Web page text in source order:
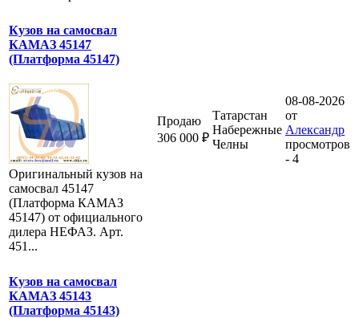
Кузов на самосвал
КАМАЗ 45147
(Платформа 45147)
Оригинальный кузов на
самосвал 45147
(Платформа КАМАЗ
45147) от официального
дилера НЕФАЗ. Арт.
451...
Продаю
306 000 ₽
Татарстан
Набережные
Челны
08-08-2026
от
Александр
просмотров
- 4
Кузов на самосвал
КАМАЗ 45143
(Платформа 45143)